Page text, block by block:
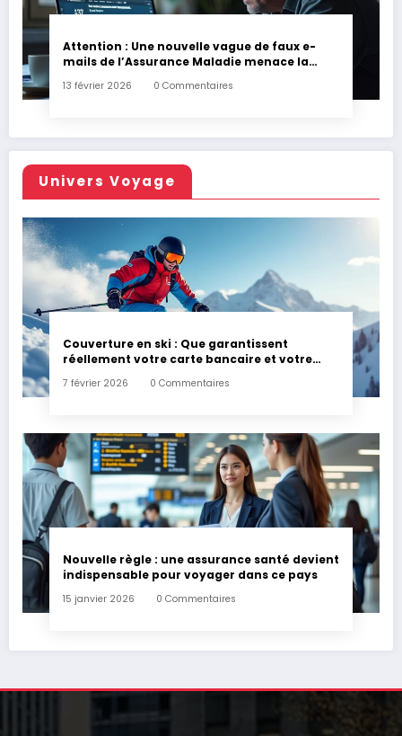
Attention : Une nouvelle vague de faux e-
mails de l’Assurance Maladie menace la
13 février 2026 0 Commentaires
Univers Voyage
Couverture en ski : Que garantissent
réellement votre carte bancaire et votre
7 février 2026 0 Commentaires
Nouvelle règle : une assurance santé devient
indispensable pour voyager dans ce pays
15 janvier 2026 0 Commentaires